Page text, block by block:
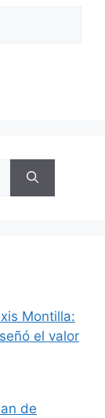
Montilla:
el valor
de